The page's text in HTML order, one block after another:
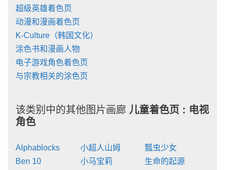
超级英雄着色页
动漫和漫画着色页
K-Culture（韩国文化）
涂色书和漫画人物
电子游戏角色着色页
与宗教相关的涂色页
该类别中的其他图片画廊 儿童着色页 : 电视
角色
Alphablocks
Ben 10
小超人山姆
小马宝莉
瓢虫少女
生命的起源